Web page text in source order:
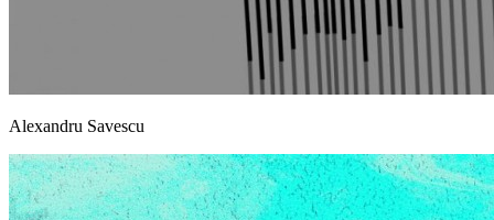
Alexandru Savescu